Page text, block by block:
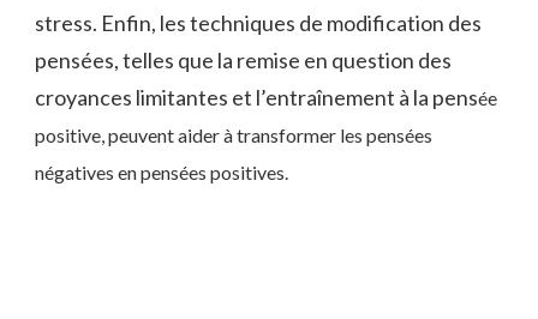
stress. Enfin, les techniques de modification des
pensées, telles que la remise en question des
croyances limitantes et l’entraînement à la pensée
positive, peuvent aider à transformer les pensées
négatives en pensées positives.